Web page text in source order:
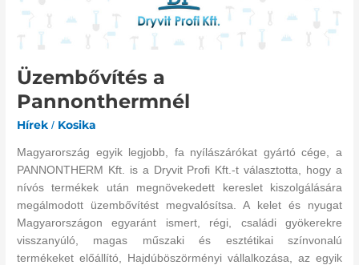
Üzembővítés a
Pannonthermnél
Hírek / Kosika
Magyarország egyik legjobb, fa nyílászárókat gyártó cége, a
PANNONTHERM Kft. is a Dryvit Profi Kft.-t választotta, hogy a
nívós termékek után megnövekedett kereslet kiszolgálására
megálmodott üzembővítést megvalósítsa. A kelet és nyugat
Magyarországon egyaránt ismert, régi, családi gyökerekre
visszanyúló, magas műszaki és esztétikai színvonalú
termékeket előállító, Hajdúböszörményi vállalkozása, az egyik
Pannonthermnél